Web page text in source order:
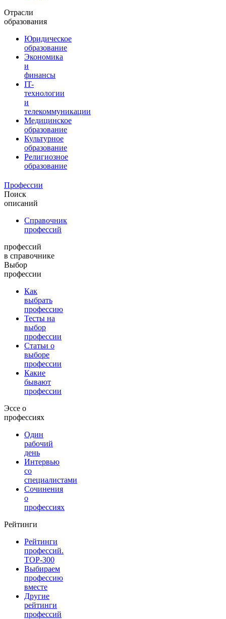
Отрасли
образования
Юридическое
образование
Экономика
и
финансы
IT-
технологии
и
телекоммуникации
Медицинское
образование
Культурное
образование
Религиозное
образование
Профессии
Поиск
описаний
Справочник
профессий
профессий
в справочнике
Выбор
профессии
Как
выбрать
профессию
Тесты на
выбор
профессии
Статьи о
выборе
профессии
Какие
бывают
профессии
Эссе о
профессиях
Один
рабочий
день
Интервью
со
специалистами
Сочинения
о
профессиях
Рейтинги
Рейтинги
профессий.
TOP-300
Выбираем
профессию
вместе
Другие
рейтинги
профессий